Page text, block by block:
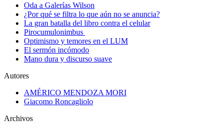
Oda a Galerías Wilson
¿Por qué se filtra lo que aún no se anuncia?
La gran batalla del libro contra el celular
Pirocumulonimbus
Optimismo y temores en el LUM
El sermón incómodo
Mano dura y discurso suave
Autores
AMÉRICO MENDOZA MORI
Giacomo Roncagliolo
Archivos